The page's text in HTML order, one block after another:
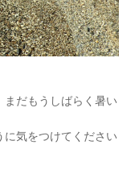
だもうしばらく暑い
に気をつけてください